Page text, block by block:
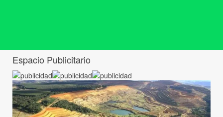
Espacio Publicitario